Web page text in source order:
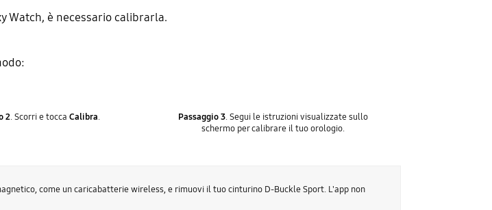
Watch, è necessario calibrarla.
2. Scorri e tocca Calibra. Passaggio 3. Segui le istruzioni visualizzate sullo
schermo per calibrare il tuo orologio.
come un caricabatterie wireless, e rimuovi il tuo cinturino D-Buckle Sport. L'app non